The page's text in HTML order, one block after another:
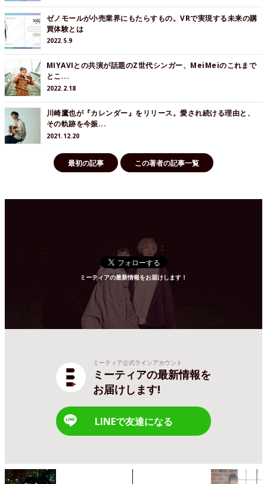
ゼノモールが小売業界にもたらすもの。VRで実現する未来の購
買体験とは
2022.5.9
MIYAVIとの共演が話題のZ世代シンガー、MeiMeiのこれまで
とこ...
2022.2.18
川崎鷹也が『カレンダー』をリリース。愛され続ける理由と、
その軌跡を今振...
2021.12.20
最初の記事 この著者の記事一覧
ミーティアの最新情報をお届けします！
ミーティア公式ラインアカウント
ミーティアの最新情報を
お届けします!
LINEで友達になる